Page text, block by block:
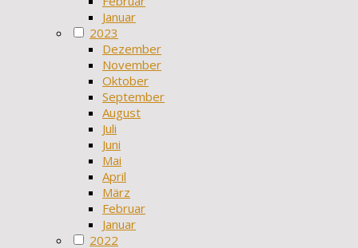
Januar
2023
Dezember
November
Oktober
September
August
Juli
Juni
Mai
April
März
Februar
Januar
2022